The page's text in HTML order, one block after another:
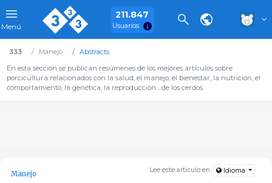
Menú
211.847
Usuarios
333 Manejo
Abstracts
En esta sección se publican resúmenes de los mejores artículos sobre
porcicultura relacionados con la salud, el manejo, el bienestar, la nutrición, el
comportamiento, la genética, la reproducción ...de los cerdos
Lee este artículo en: Idioma
Manejo